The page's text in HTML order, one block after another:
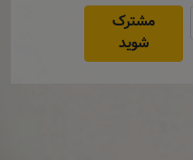
مشترک
شوید